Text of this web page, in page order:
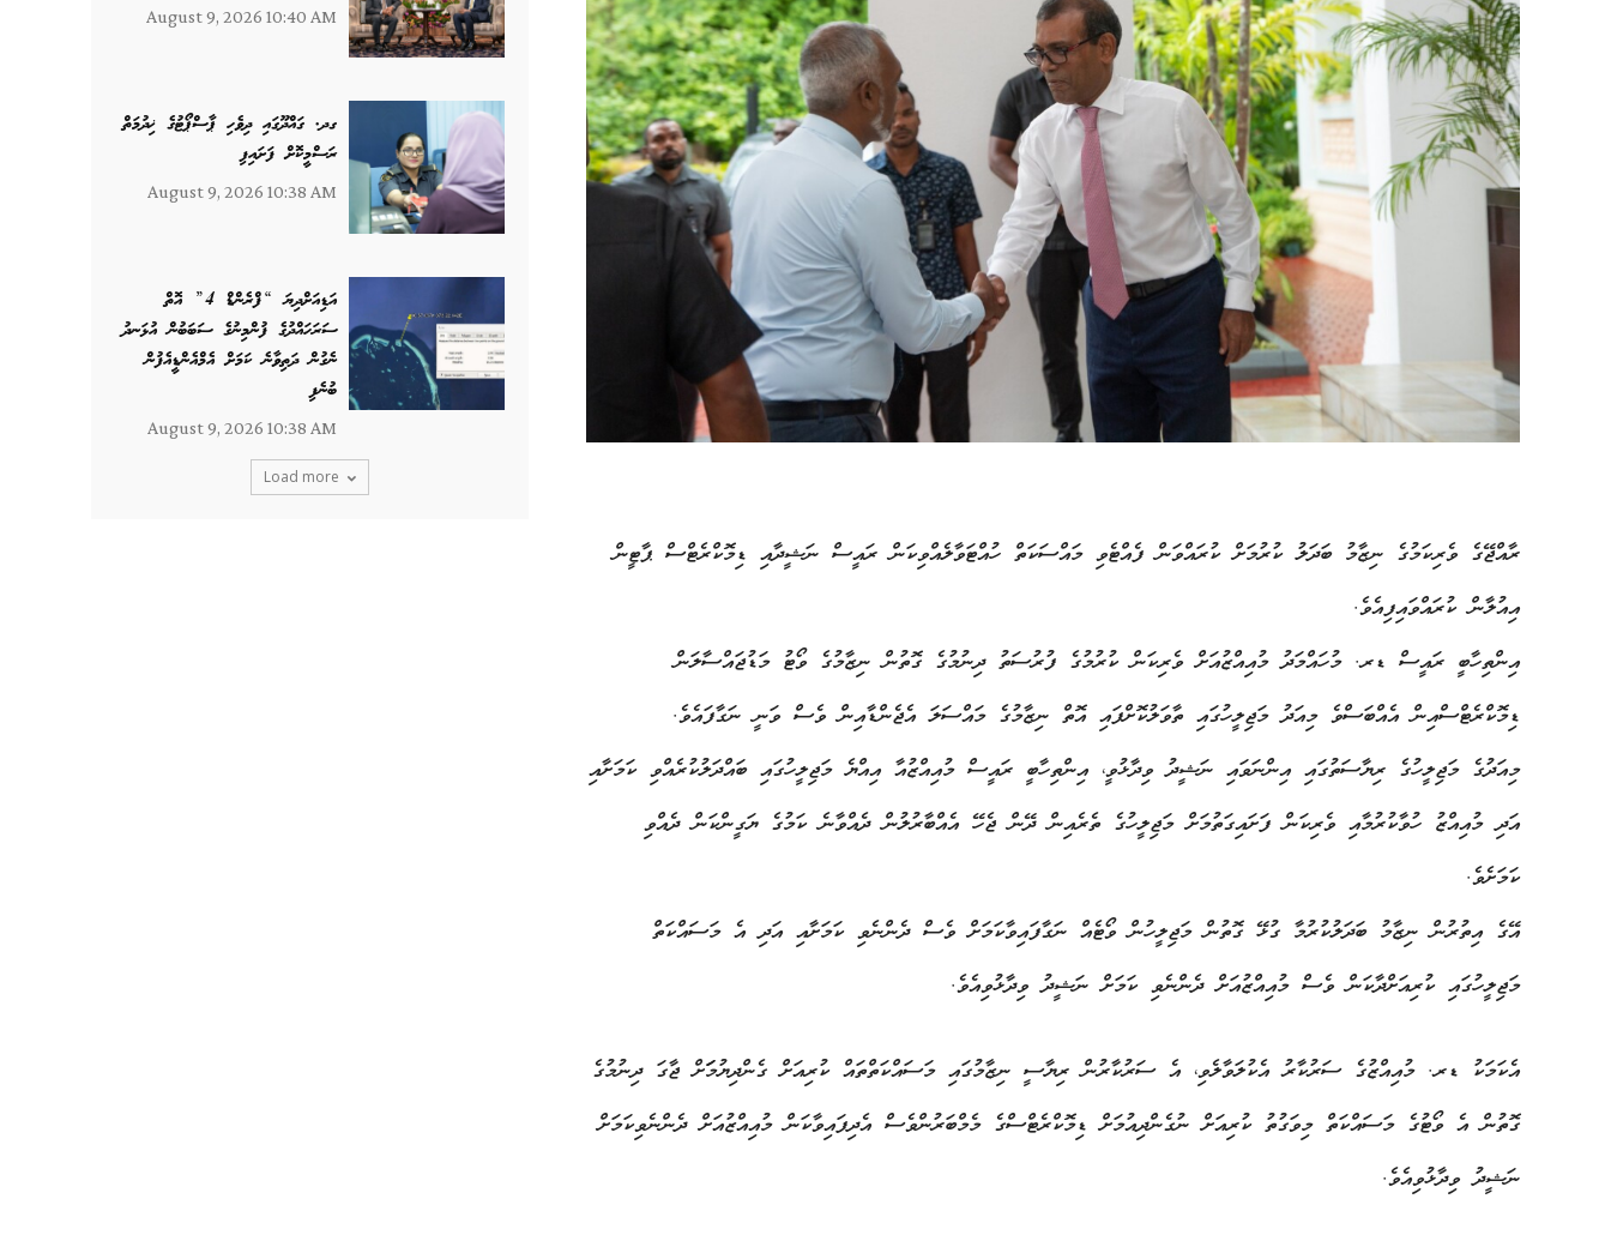
August 9, 2026 10:40 AM
ގދ. ގައްދޫގައި ދިވެހި ޕާސްޕޯޓުގެ ޚިދުމަތް
ރަސްމީކޮށް ފަށައިފި
August 9, 2026 10:38 AM
އަޑިއަށްދިޔަ “ފްރެންޑް 4” އޮތް
ސަރަހައްދުގެ ފުންމިނުގެ ސަބަބުން އުޅަނދު
ނެގުން ދަތިވާނެ ކަމަށް އެމްއެންޑީއެފުން
ބުނެފި
August 9, 2026 10:38 AM
Load more
ރާއްޖޭގެ ވެރިކަމުގެ ނިޒާމު ބަދަލު ކުރުމަށް ކުރައްވަން ފެއްޓެވި މައްސަކަތް ހުއްޓަވާލެއްވިކަން ރައީސް ނަޝީދާއި ޑިމޮކްރެޓްސް ޕާޓީން
އިއުލާން ކުރައްވައިފިއެވެ.
އިންތިހާބީ ރައީސް ޑރ. މުހައްމަދު މުއިއްޒުއަށް ވެރިކަން ކުރުމުގެ ފުރުސަތު ދިނުމުގެ ގޮތުން ނިޒާމުގެ ވޯޓު މަޑުޖައްސާލަން
ޑިމޮކްރެޓްސްއިން އެއްބަސްވެ މިއަދު މަޖިލީހުގައި ތާވަލުކޮށްފައި އޮތް ނިޒާމުގެ މައްސަލަ އެޖެންޑާއިން ވެސް ވަނީ ނަގާފައެވެ.
މިއަދުގެ މަޖިލީހުގެ ރިޔާސަތުގައި އިންނަވައި ނަޝީދު ވިދާޅުވީ، އިންތިހާބީ ރައީސް މުއިއްޒުއާ އިއްޔެ މަޖިލީހުގައި ބައްދަލުކުރެއްވި ކަމަށާއި
އަދި މުއިއްޒު ހުވާކުރުމާއި ވެރިކަން ފަށައިގަތުމަށް މަޖިލީހުގެ ތެރެއިން ދޭން ޖެހޭ އެއްބާރުލުން ދެއްވާނެ ކަމުގެ ޔަގީންކަން ދެއްވި
ކަމަށެވެ.
އޭގެ އިތުރުން ނިޒާމު ބަދަލުކުރުމާ ގުޅޭ ގޮތުން މަޖިލީހުން ވޯޓެއް ނަގާފައިވާކަމަށް ވެސް ދެންނެވި ކަމަށާއި އަދި އެ މަސައްކަތް
މަޖިލީހުގައި ކުރިއަށްދާކަން ވެސް މުއިއްޒުއަށް ދެންނެވި ކަމަށް ނަޝީދު ވިދާޅުވިއެވެ.
އެކަމަކު ޑރ. މުއިއްޒުގެ ސަރުކާރު އެކުލަވާލެވި، އެ ސަރުކާރުން ރިޔާސީ ނިޒާމުގައި މަސައްކަތްތައް ކުރިއަށް ގެންދިޔުމަަށް ޖާގަ ދިނުމުގެ
ގޮތުން އެ ވޯޓުގެ މަސައްކަތް މިވަގުތު ކުރިއަށް ނުގެންދިއުމަށް ޑިމޮކްރެޓްސްގެ މެމްބަރުންވެސް އެދިފައިވާކަން މުއިއްޒުއަށް ދެންނެވިކަމަށް
ނަޝީދު ވިދާޅުވިއެވެ.